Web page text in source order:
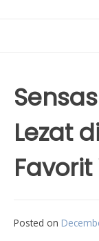
Lezat
Posted on